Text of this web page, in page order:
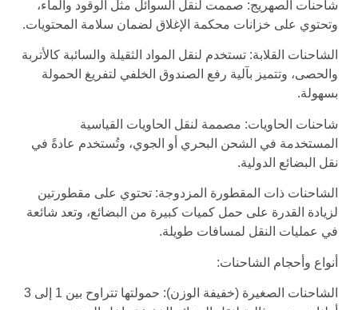
شاحنات الصهريج: صممت لنقل السوائل مثل الوقود والماء،
وتحتوي على خزانات محكمة الإغلاق لضمان سلامة المحتويات.
الشاحنات القلابة: تستخدم لنقل المواد الثقيلة والسائبة كالأتربة
والحصى، وتتميز بآلية رفع الصندوق الخلفي لتفريغ الحمولة
بسهولة.
شاحنات الحاويات: مصممة لنقل الحاويات القياسية
المستخدمة في الشحن البحري أو الجوي، وتُستخدم عادةً في
نقل البضائع الدولية.
الشاحنات ذات المقطورة المزدوجة: تحتوي على مقطورتين
لزيادة القدرة على حمل كميات كبيرة من البضائع، وتعد شائعة
في عمليات النقل لمسافات طويلة.
أنواع وأحجام الشاحنات:
الشاحنات الصغيرة (خفيفة الوزن): حمولتها تتراوح بين 1 إلى 3